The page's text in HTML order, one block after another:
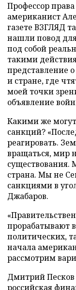
Профессор
американист
газете ВЗГЛЯД
нашли повод
под собой
такими
представление
и стране, где
моей точки
объявление
Какими же
санкций?
реагировать.
вращаться, мир
существования.
страна. Мы не
санкциями в
Джабаров.
прорабатывают
политических,
начала
рассмотрим
Дмитрий
российская